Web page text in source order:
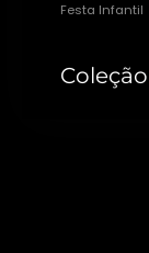
Festa Infantil